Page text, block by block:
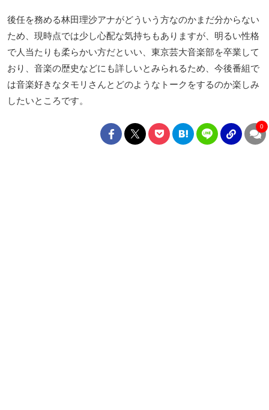
後任を務める林田理沙アナがどういう方なのかまだ分からない
ため、現時点では少し心配な気持ちもありますが、明るい性格
で人当たりも柔らかい方だといい、東京芸大音楽部を卒業して
おり、音楽の歴史などにも詳しいとみられるため、今後番組で
は音楽好きなタモリさんとどのようなトークをするのか楽しみ
したいところです。
0